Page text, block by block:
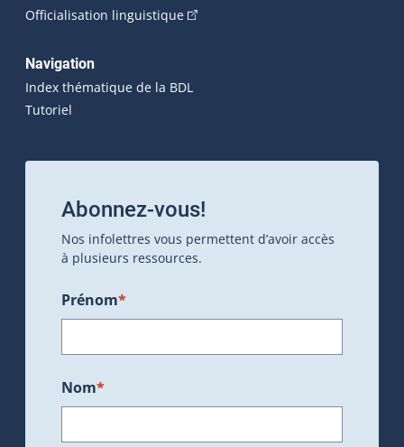
Officialisation linguistique(Cet hyperlien externe s'ouvrira
Navigation
Index thématique de la BDL
Tutoriel
Abonnez-vous!
Nos infolettres vous permettent d’avoir accès
à plusieurs ressources.
Prénom*
Nom*